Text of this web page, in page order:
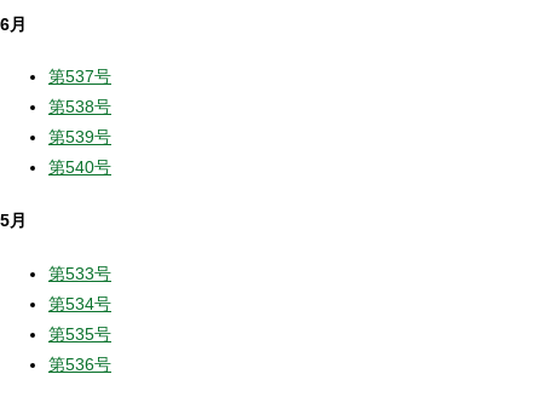
6月
第537号
第538号
第539号
第540号
5月
第533号
第534号
第535号
第536号